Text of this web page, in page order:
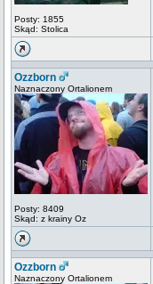
Posty: 1855
Skąd: Stolica
Ozzborn
Naznaczony Ortalionem
Posty: 8409
Skąd: z krainy Oz
Ozzborn
Naznaczony Ortalionem